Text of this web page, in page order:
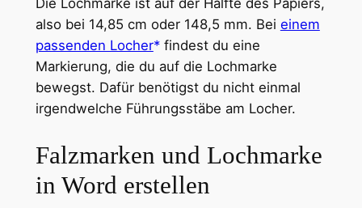
Die Lochmarke ist auf der Hälfte des Papiers,
also bei 14,85 cm oder 148,5 mm. Bei einem
passenden Locher findest du eine
Markierung, die du auf die Lochmarke
bewegst. Dafür benötigst du nicht einmal
irgendwelche Führungsstäbe am Locher.
Falzmarken und Lochmarke
in Word erstellen